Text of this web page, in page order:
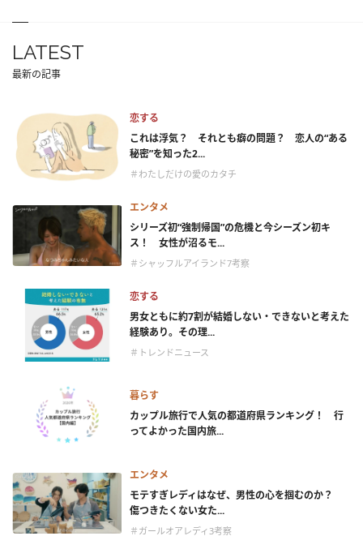
LATEST
最新の記事
恋する
これは浮気？ それとも癖の問題？ 恋人の“ある
秘密”を知った2...
＃わたしだけの愛のカタチ
エンタメ
シリーズ初“強制帰国”の危機と今シーズン初キ
ス！ 女性が沼るモ...
＃シャッフルアイランド7考察
恋する
男女ともに約7割が結婚しない・できないと考えた
経験あり。その理...
＃トレンドニュース
暮らす
カップル旅行で人気の都道府県ランキング！ 行
ってよかった国内旅...
エンタメ
モテすぎレディはなぜ、男性の心を掴むのか？
傷つきたくない女た...
＃ガールオアレディ3考察